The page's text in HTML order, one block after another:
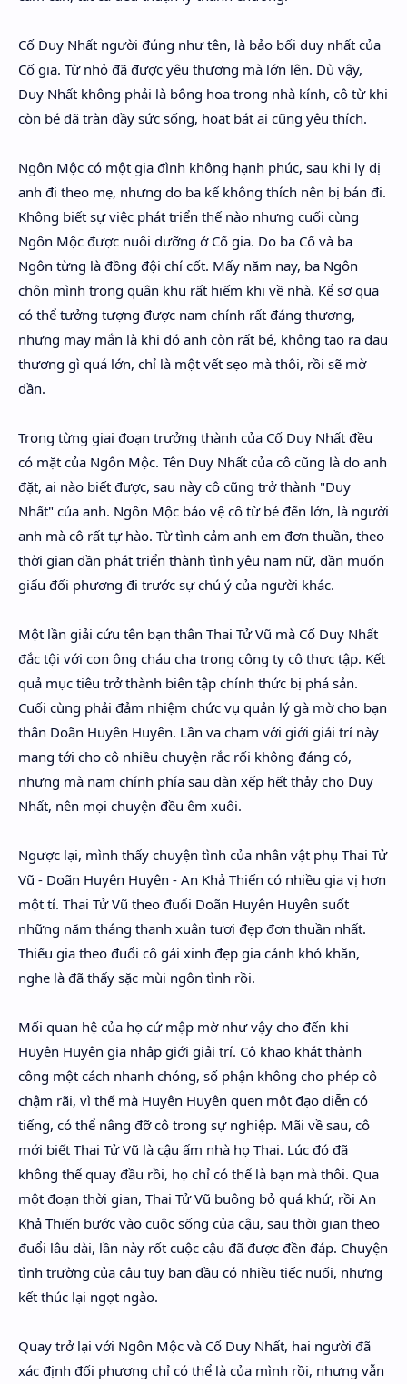
Cố Duy Nhất người đúng như tên, là bảo bối duy nhất của
Cố gia. Từ nhỏ đã được yêu thương mà lớn lên. Dù vậy,
Duy Nhất không phải là bông hoa trong nhà kính, cô từ khi
còn bé đã tràn đầy sức sống, hoạt bát ai cũng yêu thích.
Ngôn Mộc có một gia đình không hạnh phúc, sau khi ly dị
anh đi theo mẹ, nhưng do ba kế không thích nên bị bán đi.
Không biết sự việc phát triển thế nào nhưng cuối cùng
Ngôn Mộc được nuôi dưỡng ở Cố gia. Do ba Cố và ba
Ngôn từng là đồng đội chí cốt. Mấy năm nay, ba Ngôn
chôn mình trong quân khu rất hiếm khi về nhà. Kể sơ qua
có thể tưởng tượng được nam chính rất đáng thương,
nhưng may mắn là khi đó anh còn rất bé, không tạo ra đau
thương gì quá lớn, chỉ là một vết sẹo mà thôi, rồi sẽ mờ
dần.
Trong từng giai đoạn trưởng thành của Cố Duy Nhất đều
có mặt của Ngôn Mộc. Tên Duy Nhất của cô cũng là do anh
đặt, ai nào biết được, sau này cô cũng trở thành "Duy
Nhất" của anh. Ngôn Mộc bảo vệ cô từ bé đến lớn, là người
anh mà cô rất tự hào. Từ tình cảm anh em đơn thuần, theo
thời gian dần phát triển thành tình yêu nam nữ, dần muốn
giấu đối phương đi trước sự chú ý của người khác.
Một lần giải cứu tên bạn thân Thai Tử Vũ mà Cố Duy Nhất
đắc tội với con ông cháu cha trong công ty cô thực tập. Kết
quả mục tiêu trở thành biên tập chính thức bị phá sản.
Cuối cùng phải đảm nhiệm chức vụ quản lý gà mờ cho bạn
thân Doãn Huyên Huyên. Lần va chạm với giới giải trí này
mang tới cho cô nhiều chuyện rắc rối không đáng có,
nhưng mà nam chính phía sau dàn xếp hết thảy cho Duy
Nhất, nên mọi chuyện đều êm xuôi.
Ngược lại, mình thấy chuyện tình của nhân vật phụ Thai Tử
Vũ - Doãn Huyên Huyên - An Khả Thiến có nhiều gia vị hơn
một tí. Thai Tử Vũ theo đuổi Doãn Huyên Huyên suốt
những năm tháng thanh xuân tươi đẹp đơn thuần nhất.
Thiếu gia theo đuổi cô gái xinh đẹp gia cảnh khó khăn,
nghe là đã thấy sặc mùi ngôn tình rồi.
Mối quan hệ của họ cứ mập mờ như vậy cho đến khi
Huyên Huyên gia nhập giới giải trí. Cô khao khát thành
công một cách nhanh chóng, số phận không cho phép cô
chậm rãi, vì thế mà Huyên Huyên quen một đạo diễn có
tiếng, có thể nâng đỡ cô trong sự nghiệp. Mãi về sau, cô
mới biết Thai Tử Vũ là cậu ấm nhà họ Thai. Lúc đó đã
không thể quay đầu rồi, họ chỉ có thể là bạn mà thôi. Qua
một đoạn thời gian, Thai Tử Vũ buông bỏ quá khứ, rồi An
Khả Thiến bước vào cuộc sống của cậu, sau thời gian theo
đuổi lâu dài, lần này rốt cuộc cậu đã được đền đáp. Chuyện
tình trường của cậu tuy ban đầu có nhiều tiếc nuối, nhưng
kết thúc lại ngọt ngào.
Quay trở lại với Ngôn Mộc và Cố Duy Nhất, hai người đã
xác định đối phương chỉ có thể là của mình rồi, nhưng vẫn